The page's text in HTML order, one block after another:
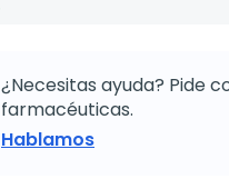
¿Necesitas ayuda? Pide
farmacéuticas.
Hablamos